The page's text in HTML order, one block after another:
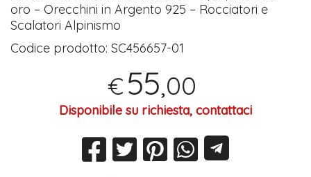
oro – Orecchini in Argento 925 – Rocciatori e
Scalatori Alpinismo
Codice prodotto:SC456657-01
€55,00
Disponibile su richiesta, contattaci